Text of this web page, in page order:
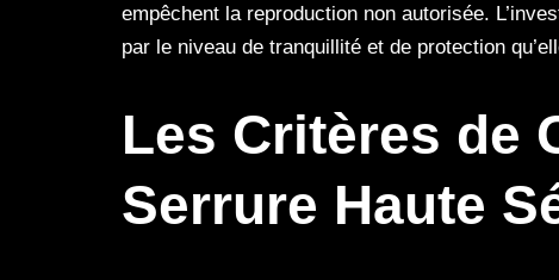
empêchent la reproduction non autorisée.
par le niveau de tranquillité et de protection
Les Critères de
Serrure Haute